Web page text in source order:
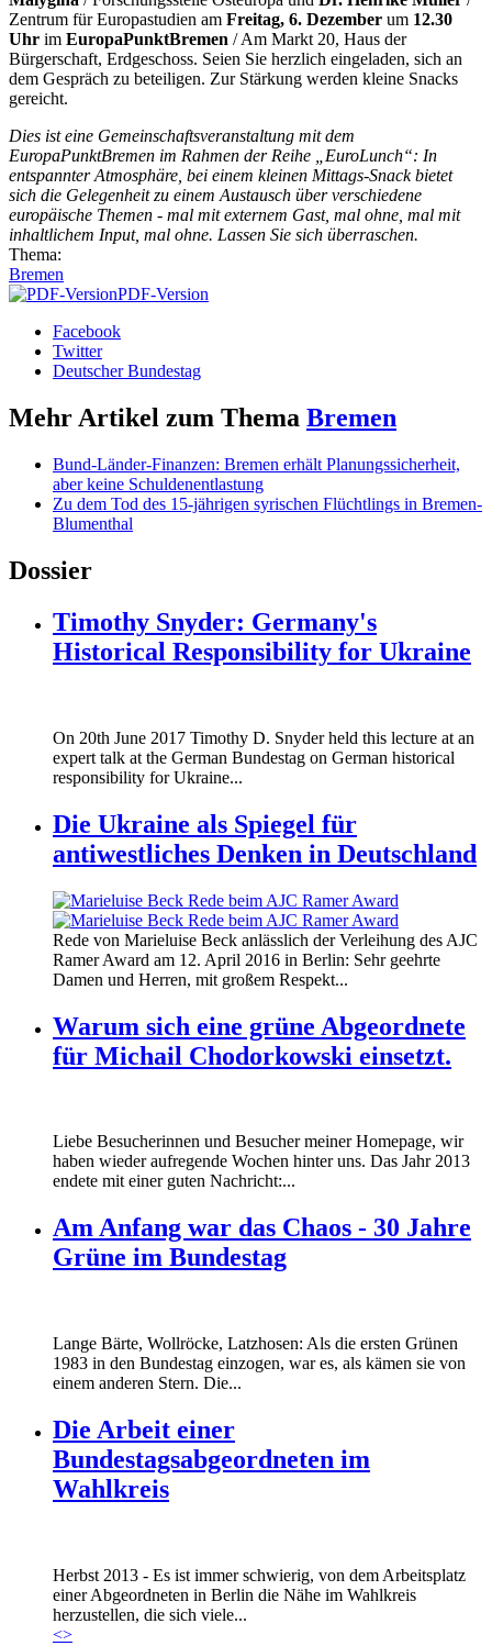
Zentrum für Europastudien am Freitag, 6. Dezember um 12.30
Uhr im EuropaPunktBremen / Am Markt 20, Haus der
Bürgerschaft, Erdgeschoss. Seien Sie herzlich eingeladen, sich an
dem Gespräch zu beteiligen. Zur Stärkung werden kleine Snacks
gereicht.
Dies ist eine Gemeinschaftsveranstaltung mit dem
EuropaPunktBremen im Rahmen der Reihe „EuroLunch“: In
entspannter Atmosphäre, bei einem kleinen Mittags-Snack bietet
sich die Gelegenheit zu einem Austausch über verschiedene
europäische Themen - mal mit externem Gast, mal ohne, mal mit
inhaltlichem Input, mal ohne. Lassen Sie sich überraschen.
Thema:
Bremen
PDF-Version
Facebook
Twitter
Deutscher Bundestag
Mehr Artikel zum Thema Bremen
Bund-Länder-Finanzen: Bremen erhält Planungssicherheit,
aber keine Schuldenentlastung
Zu dem Tod des 15-jährigen syrischen Flüchtlings in Bremen-
Blumenthal
Dossier
Timothy Snyder: Germany's
Historical Responsibility for Ukraine
On 20th June 2017 Timothy D. Snyder held this lecture at an
expert talk at the German Bundestag on German historical
responsibility for Ukraine...
Die Ukraine als Spiegel für
antiwestliches Denken in Deutschland
160412_ramer_award.jpg
160412_ramer_award.jpg
Rede von Marieluise Beck anlässlich der Verleihung des AJC
Ramer Award am 12. April 2016 in Berlin: Sehr geehrte
Damen und Herren, mit großem Respekt...
Warum sich eine grüne Abgeordnete
für Michail Chodorkowski einsetzt.
Liebe Besucherinnen und Besucher meiner Homepage, wir
haben wieder aufregende Wochen hinter uns. Das Jahr 2013
endete mit einer guten Nachricht:...
Am Anfang war das Chaos - 30 Jahre
Grüne im Bundestag
Lange Bärte, Wollröcke, Latzhosen: Als die ersten Grünen
1983 in den Bundestag einzogen, war es, als kämen sie von
einem anderen Stern. Die...
Die Arbeit einer
Bundestagsabgeordneten im
Wahlkreis
Marie_und_Wahlkreis.jpg
Marie_und_Wahlkreis.jpg
Herbst 2013 - Es ist immer schwierig, von dem Arbeitsplatz
einer Abgeordneten in Berlin die Nähe im Wahlkreis
herzustellen, die sich viele...
<>